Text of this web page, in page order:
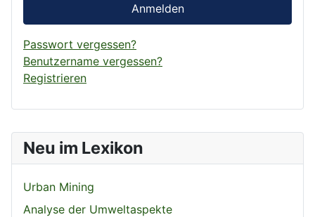
Neu im Lexikon
Urban Mining
Analyse der Umweltaspekte
Anmelden
Passwort vergessen?
Benutzername vergessen?
Registrieren